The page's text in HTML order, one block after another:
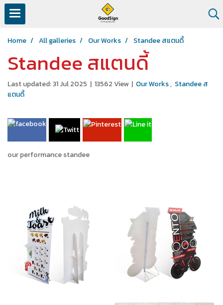
Home All galleries Our Works Standee สแตนดี้
Standee สแตนดี้
Last updated: 31 Jul 2025 | 13562 View | Our Works, Standee ส
แตนดี้
our performance standee